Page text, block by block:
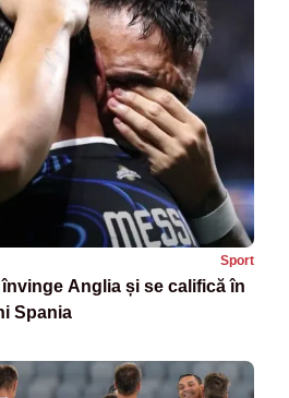
Sport
Anglia și se califică în
Spania